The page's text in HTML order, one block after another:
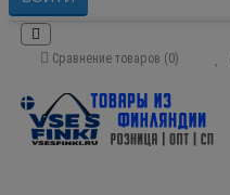
Сравнение товаров (0)